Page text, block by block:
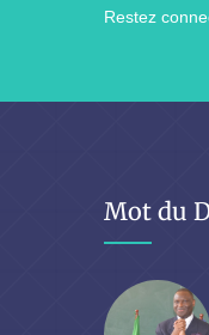
Restez
Mot du